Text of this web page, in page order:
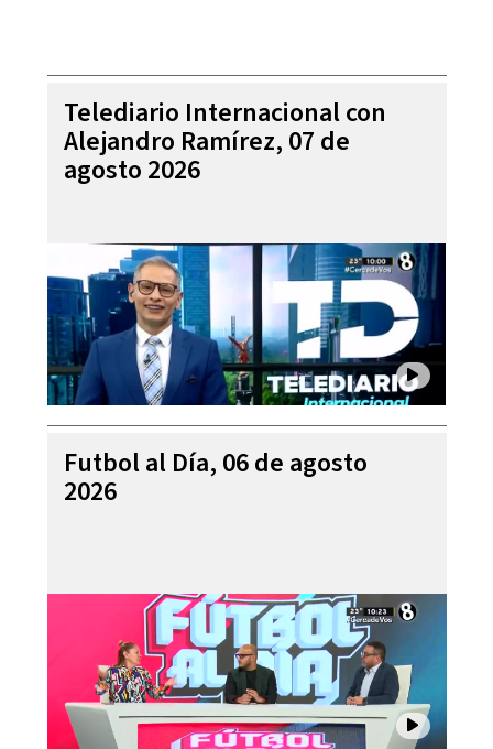
Telediario Internacional con
Alejandro Ramírez, 07 de
agosto 2026
Futbol al Día, 06 de agosto
2026